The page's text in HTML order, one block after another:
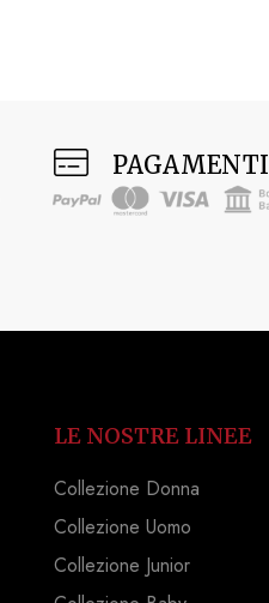
PAGAMENTI
LE NOSTRE LINEE
Collezione Donna
Collezione Uomo
Collezione Junior